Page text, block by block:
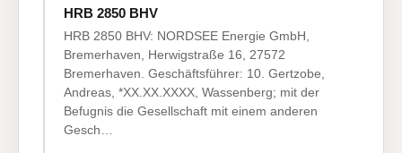
HRB 2850 BHV
HRB 2850 BHV: NORDSEE Energie GmbH,
Bremerhaven, Herwigstraße 16, 27572
Bremerhaven. Geschäftsführer: 10. Gertzobe,
Andreas, *XX.XX.XXXX, Wassenberg; mit der
Befugnis die Gesellschaft mit einem anderen
Gesch…